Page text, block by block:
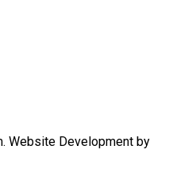
Website Development by